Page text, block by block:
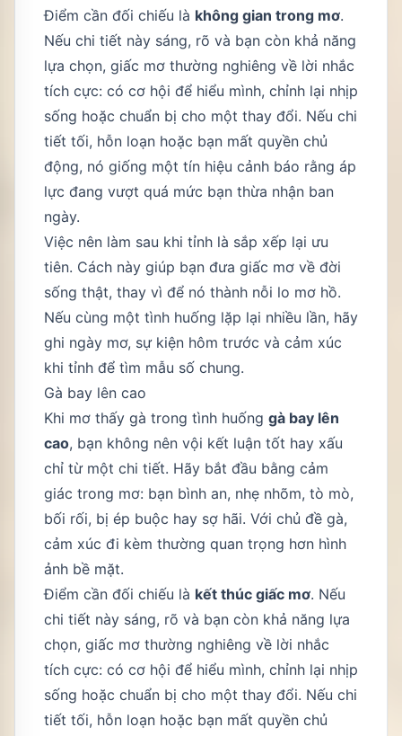
Điểm cần đối chiếu là không gian trong mơ.
Nếu chi tiết này sáng, rõ và bạn còn khả năng
lựa chọn, giấc mơ thường nghiêng về lời nhắc
tích cực: có cơ hội để hiểu mình, chỉnh lại nhịp
sống hoặc chuẩn bị cho một thay đổi. Nếu chi
tiết tối, hỗn loạn hoặc bạn mất quyền chủ
động, nó giống một tín hiệu cảnh báo rằng áp
lực đang vượt quá mức bạn thừa nhận ban
ngày.
Việc nên làm sau khi tỉnh là sắp xếp lại ưu
tiên. Cách này giúp bạn đưa giấc mơ về đời
sống thật, thay vì để nó thành nỗi lo mơ hồ.
Nếu cùng một tình huống lặp lại nhiều lần, hãy
ghi ngày mơ, sự kiện hôm trước và cảm xúc
khi tỉnh để tìm mẫu số chung.
Gà bay lên cao
Khi mơ thấy gà trong tình huống gà bay lên
cao, bạn không nên vội kết luận tốt hay xấu
chỉ từ một chi tiết. Hãy bắt đầu bằng cảm
giác trong mơ: bạn bình an, nhẹ nhõm, tò mò,
bối rối, bị ép buộc hay sợ hãi. Với chủ đề gà,
cảm xúc đi kèm thường quan trọng hơn hình
ảnh bề mặt.
Điểm cần đối chiếu là kết thúc giấc mơ. Nếu
chi tiết này sáng, rõ và bạn còn khả năng lựa
chọn, giấc mơ thường nghiêng về lời nhắc
tích cực: có cơ hội để hiểu mình, chỉnh lại nhịp
sống hoặc chuẩn bị cho một thay đổi. Nếu chi
tiết tối, hỗn loạn hoặc bạn mất quyền chủ